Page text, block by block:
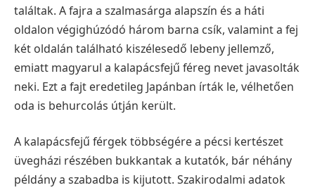
találtak. A fajra a szalmasárga alapszín és a háti
oldalon végighúzódó három barna csík, valamint a fej
két oldalán található kiszélesedő lebeny jellemző,
emiatt magyarul a kalapácsfejű féreg nevet javasolták
neki. Ezt a fajt eredetileg Japánban írták le, vélhetően
oda is behurcolás útján került.
A kalapácsfejű férgek többségére a pécsi kertészet
üvegházi részében bukkantak a kutatók, bár néhány
példány a szabadba is kijutott. Szakirodalmi adatok